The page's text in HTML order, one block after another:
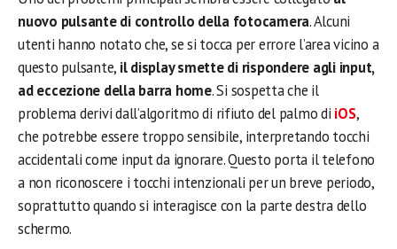
nuovo pulsante di controllo della fotocamera. Alcuni
utenti hanno notato che, se si tocca per errore l’area vicino a
questo pulsante, il display smette di rispondere agli input,
ad eccezione della barra home. Si sospetta che il
problema derivi dall’algoritmo di rifiuto del palmo di iOS,
che potrebbe essere troppo sensibile, interpretando tocchi
accidentali come input da ignorare. Questo porta il telefono
a non riconoscere i tocchi intenzionali per un breve periodo,
soprattutto quando si interagisce con la parte destra dello
schermo.